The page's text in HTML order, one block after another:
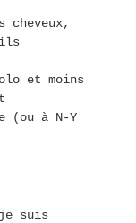
cheveux,
ils
et moins
(ou à N-Y
je suis